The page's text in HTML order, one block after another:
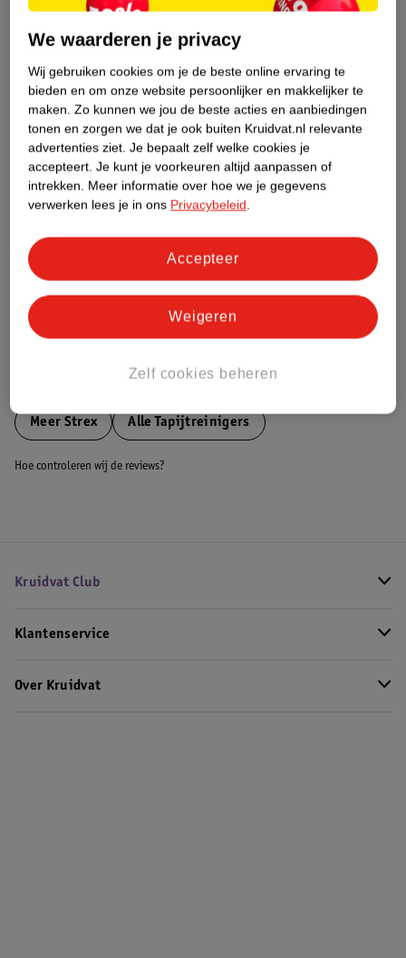
Over dit product
Productinformatie
Etiketinformatie
Nature Impact Score
Dit product heeft (nog) geen Nature
Meer informatie
Bestel & Bezorginformatie
Meer Strex Alle Tapijtreinigers
Hoe controleren wij de reviews?
Kruidvat Club
Klantenservice
Over Kruidvat
We waarderen je privacy
Wij gebruiken cookies om je de beste online ervaring te
bieden en om onze website persoonlijker en makkelijker te
maken. Zo kunnen we jou de beste acties en aanbiedingen
tonen en zorgen we dat je ook buiten Kruidvat.nl relevante
advertenties ziet. Je bepaalt zelf welke cookies je
accepteert. Je kunt je voorkeuren altijd aanpassen of
intrekken. Meer informatie over hoe we je gegevens
verwerken lees je in ons Privacybeleid.
Zelf cookies beheren
Weigeren
Accepteer